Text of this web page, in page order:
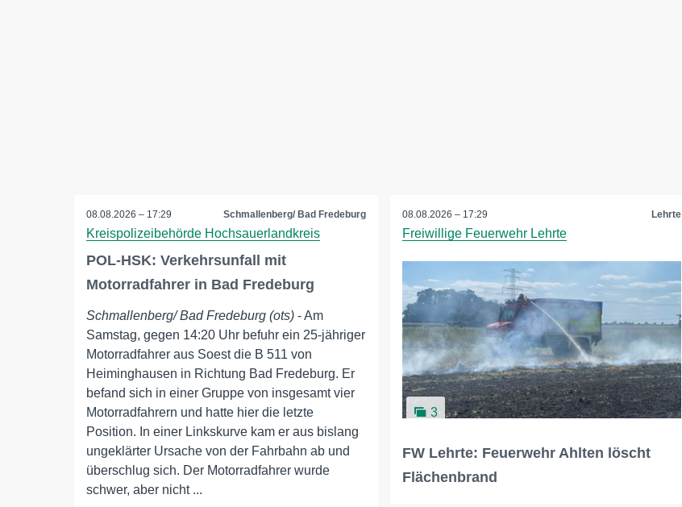
08.08.2026 – 17:29 Schmallenberg/ Bad Fredeburg
Kreispolizeibehörde Hochsauerlandkreis
POL-HSK: Verkehrsunfall mit
Motorradfahrer in Bad Fredeburg
Schmallenberg/ Bad Fredeburg (ots) - Am
Samstag, gegen 14:20 Uhr befuhr ein 25-jähriger
Motorradfahrer aus Soest die B 511 von
Heiminghausen in Richtung Bad Fredeburg. Er
befand sich in einer Gruppe von insgesamt vier
Motorradfahrern und hatte hier die letzte
Position. In einer Linkskurve kam er aus bislang
ungeklärter Ursache von der Fahrbahn ab und
überschlug sich. Der Motorradfahrer wurde
schwer, aber nicht ...
08.08.2026 – 17:29 Lehrte
Freiwillige Feuerwehr Lehrte
3
FW Lehrte: Feuerwehr Ahlten löscht
Flächenbrand